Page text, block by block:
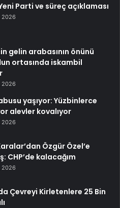
Parti ve süreç açıklaması
2026
gelin arabasının önünü
ortasında iskambil
2026
yaşıyor: Yüzbinlerce
alevler kovalıyor
2026
Özgür Özel’e
CHP’de kalacağım
2026
Çevreyi Kirletenlere 25 Bin